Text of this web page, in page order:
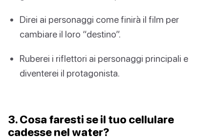
Direi ai personaggi come finirà il film per
cambiare il loro “destino”.
Ruberei i riflettori ai personaggi principali e
diventerei il protagonista.
3. Cosa faresti se il tuo cellulare
cadesse nel water?